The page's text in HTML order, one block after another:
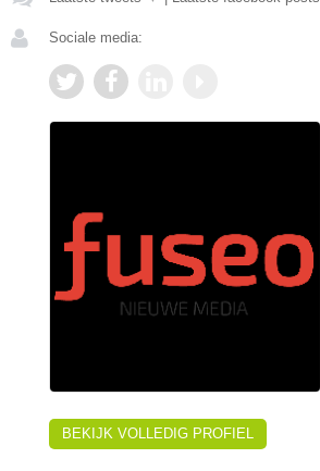
Sociale media:
BEKIJK VOLLEDIG PROFIEL